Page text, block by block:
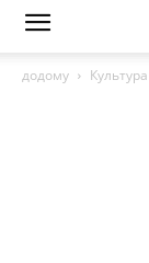
додому Культура